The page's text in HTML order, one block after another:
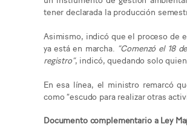
tener declarada la producción
Asimismo, indicó que el proceso de
ya está en marcha. “Comenzó el 18
registro”, indicó, quedando solo
En esa línea, el ministro remarcó
como “escudo para realizar otras
Documento complementario a Ley